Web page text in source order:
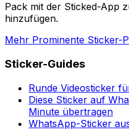
Pack mit der Sticked-App
hinzufügen.
Mehr Prominente Sticker-
Sticker-Guides
Runde Videosticker
Diese Sticker auf
Minute übertragen
WhatsApp-Sticker